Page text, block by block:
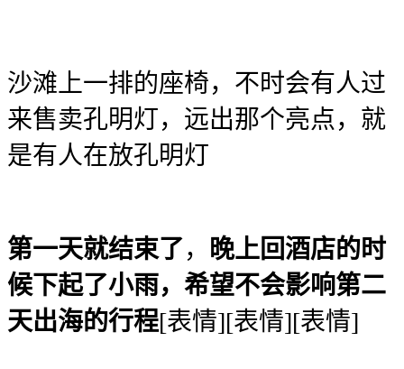
沙滩上一排的座椅，不时会有人过
来售卖孔明灯，远出那个亮点，就
是有人在放孔明灯
第一天就结束了，
晚上回酒店的时
候下起了小雨，希望不会影响第二
天出海的行程[表情][表情][表情]